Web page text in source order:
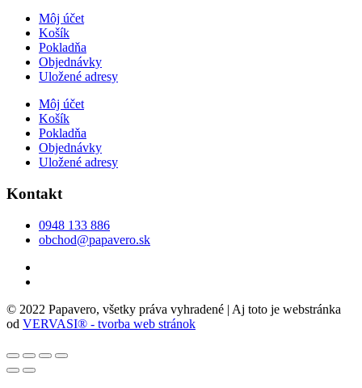
Môj účet
Košík
Pokladňa
Objednávky
Uložené adresy
Môj účet
Košík
Pokladňa
Objednávky
Uložené adresy
Kontakt
0948 133 886
obchod@papavero.sk
© 2022 Papavero, všetky práva vyhradené | Aj toto je webstránka
od VERVASI® - tvorba web stránok